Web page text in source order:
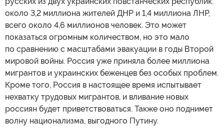
около 3,2 миллиона жителей ДНР и 1,4 миллиона ЛНР,
всего около 4,6 миллионов человек. Это может
показаться огромным количеством, но это мало
по сравнению с масштабами эвакуации в годы Второй
мировой войны. Россия уже приняла более миллиона
мигрантов и украинских беженцев без особых проблем.
Кроме того, Россия в настоящее время испытывает
нехватку трудовых мигрантов, и вливание новых
россиян будет приветствоваться. Также оно поднимет
волну национализма, выгодного Путину.